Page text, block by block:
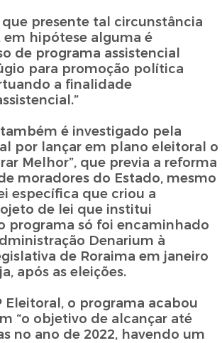
que presente tal circunstância
em hipótese alguma é
de programa assistencial
para promoção política
a finalidade
é investigado pela
por lançar em plano eleitoral o
Melhor”, que previa a reforma
moradores do Estado, mesmo
específica que criou a
de lei que institui
programa só foi encaminhado
Denarium à
de Roraima em janeiro
após as eleições.
Eleitoral, o programa acabou
“o objetivo de alcançar até
no ano de 2022, havendo um